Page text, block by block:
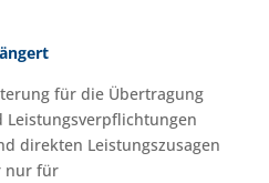
für die Übertragung
Leistungsverpflichtungen
direkten Leistungszusagen
nur für